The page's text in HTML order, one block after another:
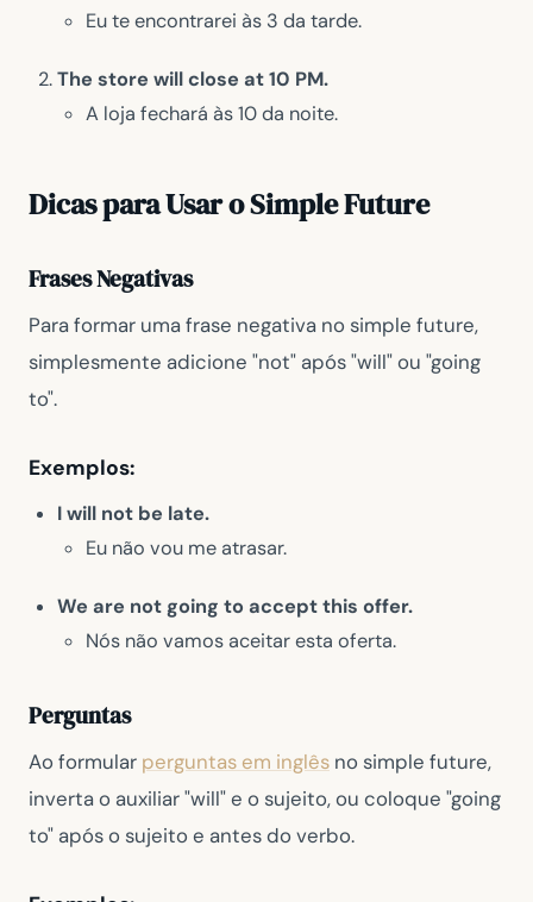
Eu te encontrarei às 3 da tarde.
The store will close at 10 PM.
A loja fechará às 10 da noite.
Dicas para Usar o Simple Future
Frases Negativas
Para formar uma frase negativa no simple future,
simplesmente adicione "not" após "will" ou "going
to".
Exemplos:
I will not be late.
Eu não vou me atrasar.
We are not going to accept this offer.
Nós não vamos aceitar esta oferta.
Perguntas
Ao formular perguntas em inglês no simple future,
inverta o auxiliar "will" e o sujeito, ou coloque "going
to" após o sujeito e antes do verbo.